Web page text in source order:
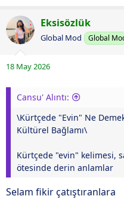
Eksisözlük
Global Mod Global
18 May 2026
Cansu' Alıntı:
\Kürtçede "Evin" Ne
Kültürel Bağlamı\
Kürtçede "evin" kelimesi,
ötesinde derin anlamlar
Selam fikir çatıştıranlara